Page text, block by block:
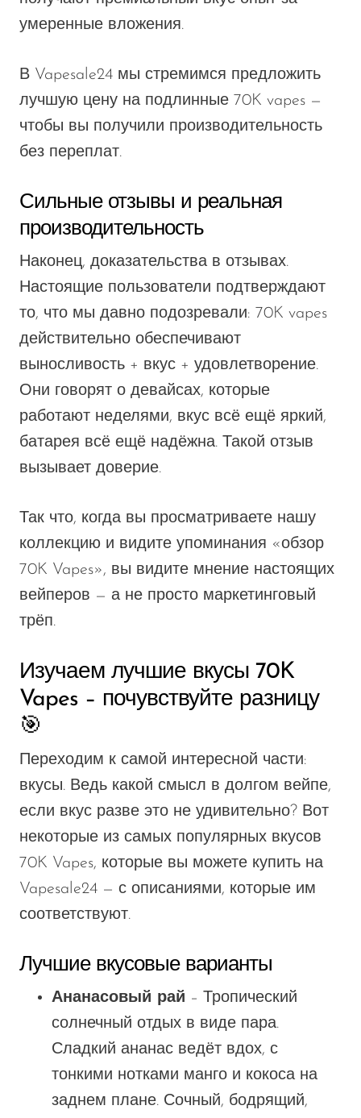
умеренные вложения.
В Vapesale24 мы стремимся предложить
лучшую цену на подлинные 70K vapes —
чтобы вы получили производительность
без переплат.
Сильные отзывы и реальная
производительность
Наконец, доказательства в отзывах.
Настоящие пользователи подтверждают
то, что мы давно подозревали: 70K vapes
действительно обеспечивают
выносливость + вкус + удовлетворение.
Они говорят о девайсах, которые
работают неделями, вкус всё ещё яркий,
батарея всё ещё надёжна. Такой отзыв
вызывает доверие.
Так что, когда вы просматриваете нашу
коллекцию и видите упоминания «обзор
70K Vapes», вы видите мнение настоящих
вейперов — а не просто маркетинговый
трёп.
Изучаем лучшие вкусы 70K
Vapes – почувствуйте разницу
🎯
Переходим к самой интересной части:
вкусы. Ведь какой смысл в долгом вейпе,
если вкус разве это не удивительно? Вот
некоторые из самых популярных вкусов
70K Vapes, которые вы можете купить на
Vapesale24 — с описаниями, которые им
соответствуют.
Лучшие вкусовые варианты
Ананасовый рай – Тропический
солнечный отдых в виде пара.
Сладкий ананас ведёт вдох, с
тонкими нотками манго и кокоса на
заднем плане. Сочный, бодрящий,